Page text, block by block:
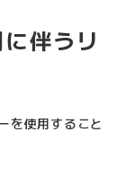
伴うリ
を使用すること